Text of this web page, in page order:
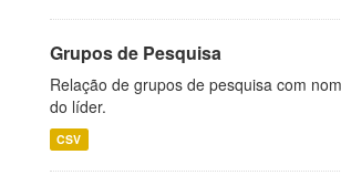
Grupos de Pesquisa
Relação de grupos de pesquisa com
do líder.
CSV